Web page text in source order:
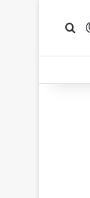
الوضع المظلم